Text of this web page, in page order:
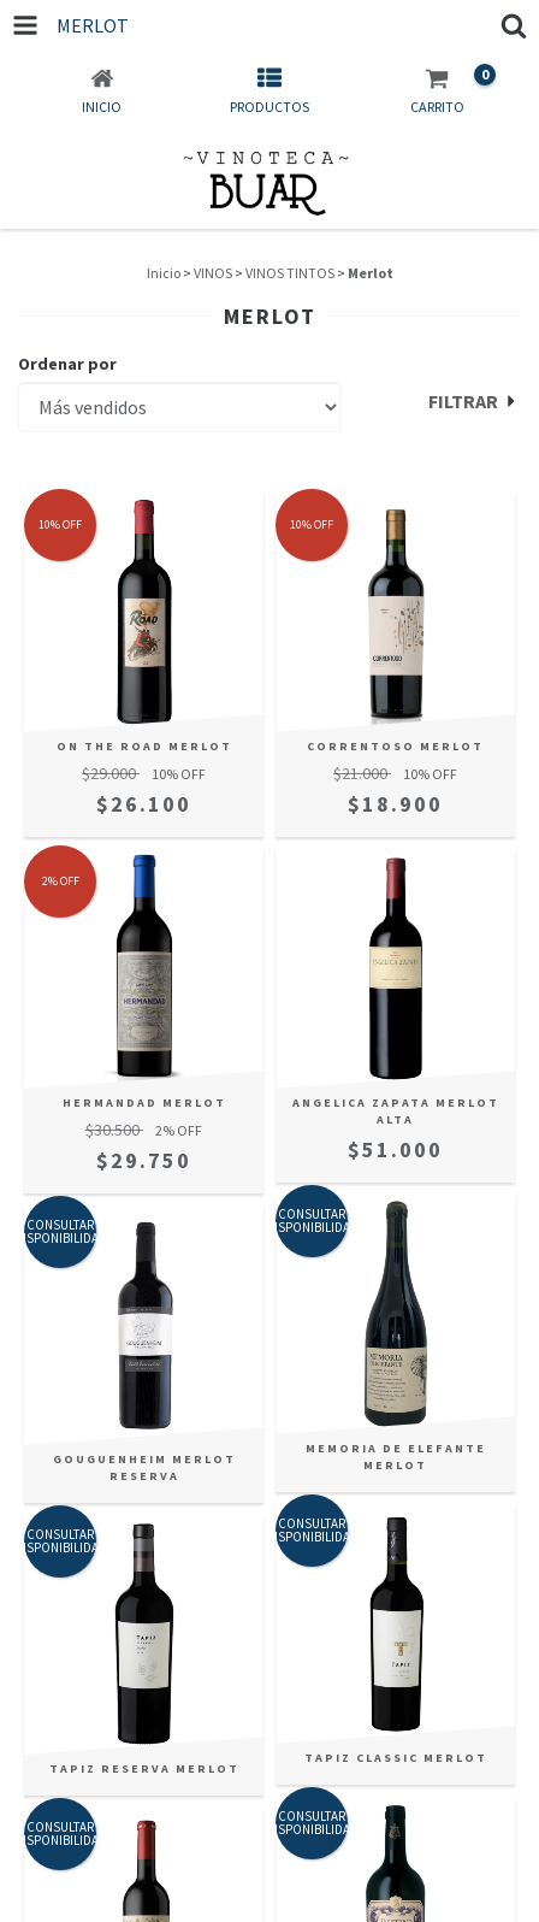
MERLOT
INICIO PRODUCTOS CARRITO
0
Inicio > VINOS > VINOS TINTOS > Merlot
MERLOT
Ordenar por
FILTRAR
10%OFF
ON THE ROAD MERLOT
$29.000 10% OFF
$26.100
10%OFF
CORRENTOSO MERLOT
$21.000 10% OFF
$18.900
2%OFF
HERMANDAD MERLOT
$30.500 2% OFF
$29.750
ANGELICA ZAPATA MERLOT
ALTA
$51.000
CONSULTAR
DISPONIBILIDAD
GOUGUENHEIM MERLOT
RESERVA
CONSULTAR
DISPONIBILIDAD
MEMORIA DE ELEFANTE
MERLOT
CONSULTAR
DISPONIBILIDAD
TAPIZ RESERVA MERLOT
CONSULTAR
DISPONIBILIDAD
TAPIZ CLASSIC MERLOT
CONSULTAR
DISPONIBILIDAD
CONSULTAR
DISPONIBILIDAD